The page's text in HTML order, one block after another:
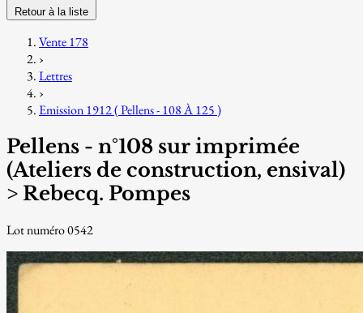
Retour à la liste
Vente 178
›
Lettres
›
Emission 1912 ( Pellens - 108 À 125 )
Pellens - n°108 sur imprimée
(Ateliers de construction, ensival)
> Rebecq. Pompes
Lot numéro 0542